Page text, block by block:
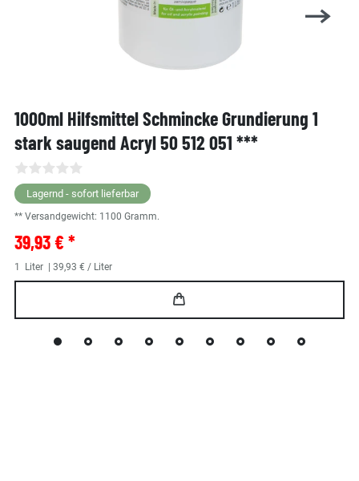
1000ml Hilfsmittel Schmincke Grundierung 1
stark saugend Acryl 50 512 051 ***
Lagernd - sofort lieferbar
** Versandgewicht: 1100 Gramm.
39,93 € *
1 Liter | 39,93 € / Liter